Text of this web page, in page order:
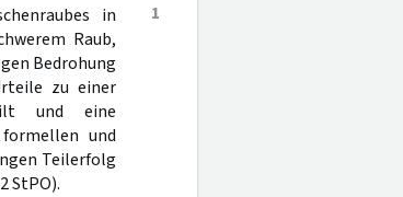
1
in
Raub,
Bedrohung
zu einer
und eine
und
Teilerfolg
StPO).